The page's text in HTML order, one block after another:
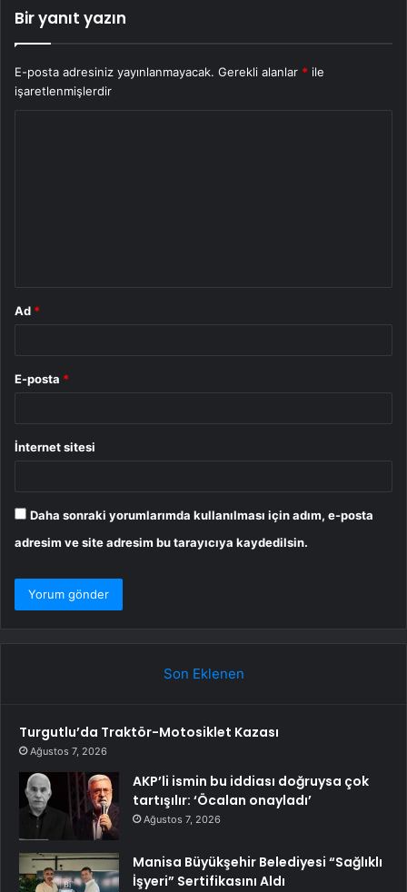
Bir yanıt yazın
E-posta adresiniz yayınlanmayacak. Gerekli alanlar * ile
işaretlenmişlerdir
Ad *
E-posta *
İnternet sitesi
Daha sonraki yorumlarımda kullanılması için adım, e-posta
adresim ve site adresim bu tarayıcıya kaydedilsin.
Son Eklenen
Turgutlu’da Traktör-Motosiklet Kazası
Ağustos 7, 2026
AKP’li ismin bu iddiası doğruysa çok
tartışılır: ‘Öcalan onayladı’
Ağustos 7, 2026
Manisa Büyükşehir Belediyesi “Sağlıklı
İşyeri” Sertifikasını Aldı